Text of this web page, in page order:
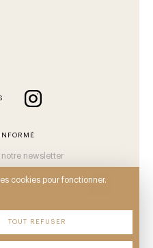
notre newsletter
OK
CGV • Plan du site •
cookies pour fonctionner.
TOUT REFUSER